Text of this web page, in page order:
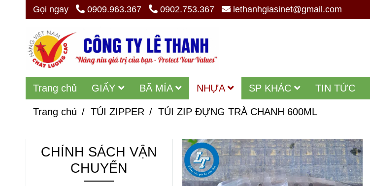
Gọi ngay 0909.963.367 0902.753.367 lethanhgiasinet@gmail.com
Trang chủ GIẤY BÃ MÍA NHỰA SP KHÁC TIN TỨC
Trang chủ / TÚI ZIPPER / TÚI ZIP ĐỰNG TRÀ CHANH 600ML
CHÍNH SÁCH VẬN
CHUYỂN